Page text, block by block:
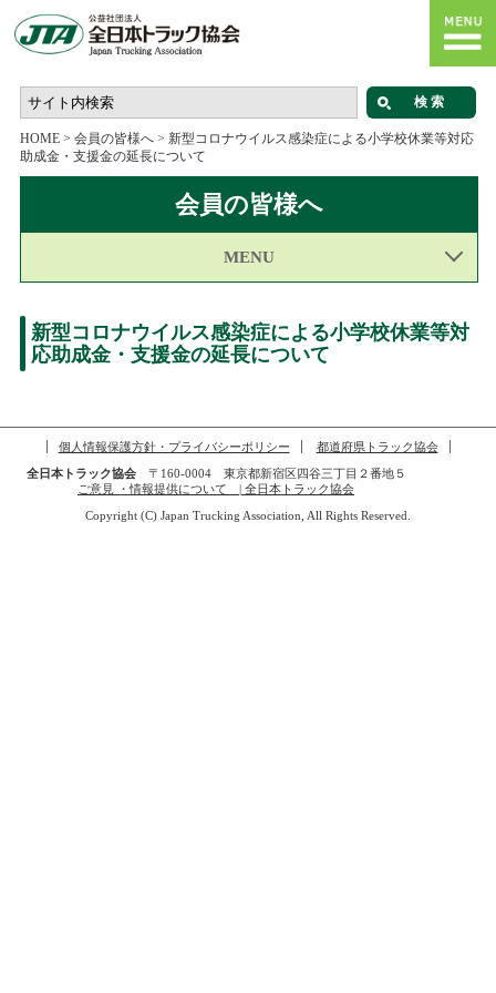
HOME> 会員の皆様へ> 新型コロナウイルス感染症による小学校休業等対応
助成金・支援金の延長について
会員の皆様へ
MENU
新型コロナウイルス感染症による小学校休業等対
応助成金・支援金の延長について
個人情報保護方針・プライバシーポリシー
都道府県トラック協会
全日本トラック協会〒160-0004 東京都新宿区四谷三丁目２番地５
ご意見 ・情報提供について | 全日本トラック協会
Copyright (C) Japan Trucking Association, All Rights Reserved.